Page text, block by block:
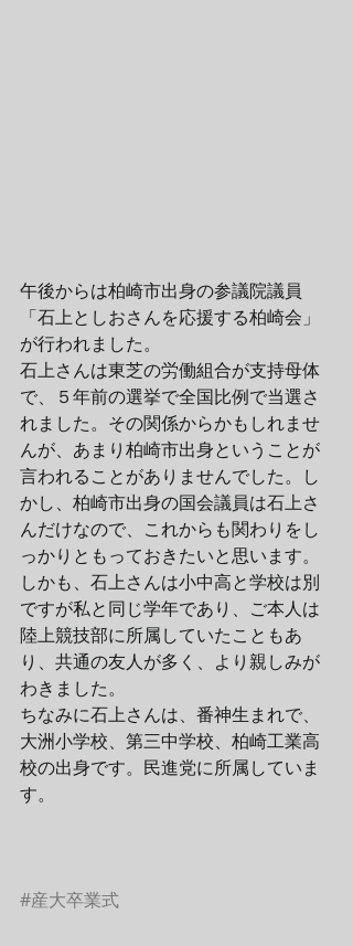
午後からは柏崎市出身の参議院議員
「石上としおさんを応援する柏崎会」
が行われました。
石上さんは東芝の労働組合が支持母体
で、５年前の選挙で全国比例で当選さ
れました。その関係からかもしれませ
んが、あまり柏崎市出身ということが
言われることがありませんでした。し
かし、柏崎市出身の国会議員は石上さ
んだけなので、これからも関わりをし
っかりともっておきたいと思います。
しかも、石上さんは小中高と学校は別
ですが私と同じ学年であり、ご本人は
陸上競技部に所属していたこともあ
り、共通の友人が多く、より親しみが
わきました。
ちなみに石上さんは、番神生まれで、
大洲小学校、第三中学校、柏崎工業高
校の出身です。民進党に所属していま
す。
#産大卒業式